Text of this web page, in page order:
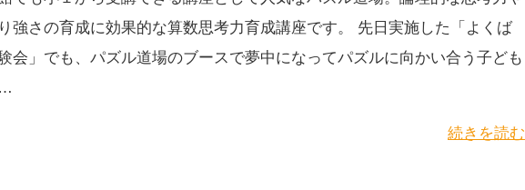
強さの育成に効果的な算数思考力育成講座です。 先日実施した「よくば
会」でも、パズル道場のブースで夢中になってパズルに向かい合う子ども
続きを読む